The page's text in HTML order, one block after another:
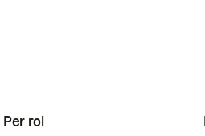
Per rol